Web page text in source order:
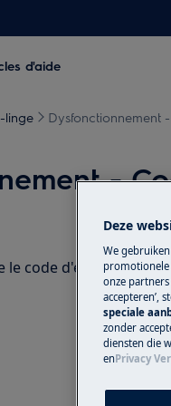
d'aide
linge Dysfonctionnement
-
le code d'erreur EHO /
Deze
We
promotionele
onze
accepteren’,
speciale
zonder
diensten die
enPrivacy